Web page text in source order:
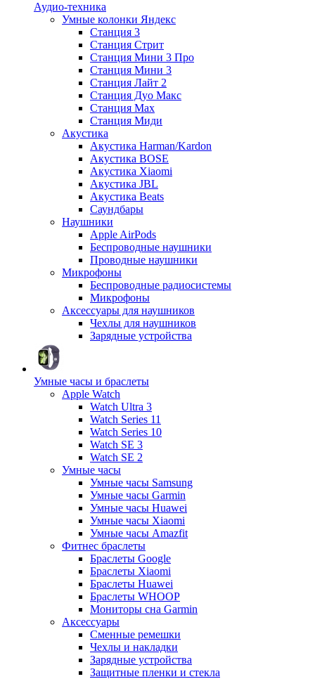
Аудио-техника
Умные колонки Яндекс
Станция 3
Станция Стрит
Станция Мини 3 Про
Станция Мини 3
Станция Лайт 2
Станция Дуо Макс
Станция Max
Станция Миди
Акустика
Акустика Harman/Kardon
Акустика BOSE
Акустика Xiaomi
Акустика JBL
Акустика Beats
Саундбары
Наушники
Apple AirPods
Беспроводные наушники
Проводные наушники
Микрофоны
Беспроводные радиосистемы
Микрофоны
Аксессуары для наушников
Чехлы для наушников
Зарядные устройства
Умные часы и браслеты
Apple Watch
Watch Ultra 3
Watch Series 11
Watch Series 10
Watch SE 3
Watch SE 2
Умные часы
Умные часы Samsung
Умные часы Garmin
Умные часы Huawei
Умные часы Xiaomi
Умные часы Amazfit
Фитнес браслеты
Браслеты Google
Браслеты Xiaomi
Браслеты Huawei
Браслеты WHOOP
Мониторы сна Garmin
Аксессуары
Сменные ремешки
Чехлы и накладки
Зарядные устройства
Защитные пленки и стекла